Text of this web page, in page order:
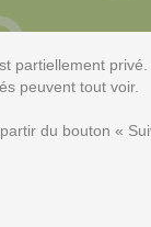
partiellement privé.
peuvent tout voir.
du bouton «